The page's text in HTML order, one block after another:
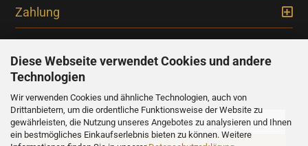
Diese Webseite verwendet Cookies und andere
Technologien
Wir verwenden Cookies und ähnliche Technologien, auch von
Drittanbietern, um die ordentliche Funktionsweise der Website zu
gewährleisten, die Nutzung unseres Angebotes zu analysieren und Ihnen
ein bestmögliches Einkaufserlebnis bieten zu können. Weitere
Zahlung
Newsletter